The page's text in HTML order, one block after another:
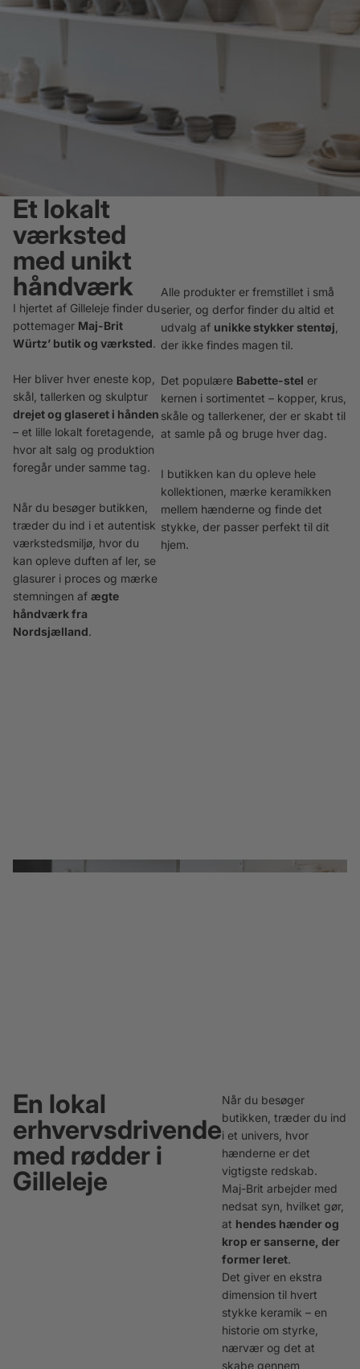
Et lokalt
værksted
med unikt
håndværk
I hjertet af Gilleleje finder du
pottemager Maj-Brit
Würtz’ butik og værksted.
Her bliver hver eneste kop,
skål, tallerken og skulptur
drejet og glaseret i hånden
– et lille lokalt foretagende,
hvor alt salg og produktion
foregår under samme tag.
Når du besøger butikken,
træder du ind i et autentisk
værkstedsmiljø, hvor du
kan opleve duften af ler, se
glasurer i proces og mærke
stemningen af ægte
håndværk fra
Nordsjælland.
Alle produkter er fremstillet i små
serier, og derfor finder du altid et
udvalg af unikke stykker stentøj
der ikke findes magen til.
Det populære Babette-stel er
kernen i sortimentet – kopper, krus,
skåle og tallerkener, der er skabt til
at samle på og bruge hver dag.
I butikken kan du opleve hele
kollektionen, mærke keramikken
mellem hænderne og finde det
stykke, der passer perfekt til dit
hjem.
En lokal
erhvervsdrivende
med rødder i
Gilleleje
Når du besøger
butikken, træder du ind
i et univers, hvor
hænderne er det
vigtigste redskab.
Maj-Brit arbejder med
nedsat syn, hvilket gør,
at hendes hænder og
krop er sanserne, der
former leret.
Det giver en ekstra
dimension til hvert
stykke keramik – en
historie om styrke,
nærvær og det at
skabe gennem